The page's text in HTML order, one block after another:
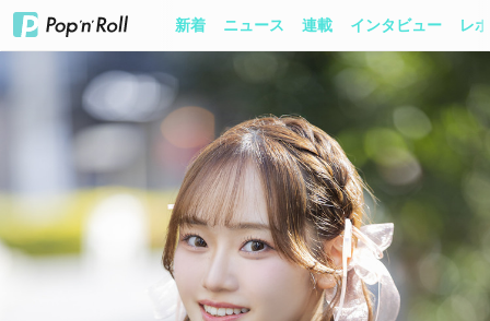
新着 ニュース 連載 インタビュー レ